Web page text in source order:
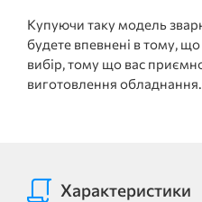
Купуючи таку модель
будете впевнені в тому,
вибір, тому що вас приємно
виготовлення обладнання.
Характеристики